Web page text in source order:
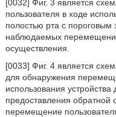
[0032] Фиг. 3 является
пользователя в ходе
полостью рта с
наблюдаемых
осуществления.
[0033] Фиг. 4 является
для обнаружения
использования
предоставления обратной
перемещение